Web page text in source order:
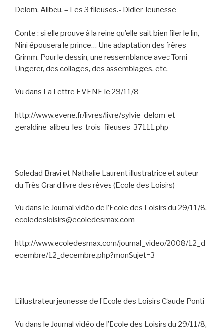
Delom, Alibeu. – Les 3 fileuses.- Didier Jeunesse
Conte : si elle prouve à la reine qu’elle sait bien filer le lin,
Nini épousera le prince… Une adaptation des frères
Grimm. Pour le dessin, une ressemblance avec Tomi
Ungerer, des collages, des assemblages, etc.
Vu dans La Lettre EVENE le 29/11/8
http://www.evene.fr/livres/livre/sylvie-delom-et-
geraldine-alibeu-les-trois-fileuses-37111.php
Soledad Bravi et Nathalie Laurent illustratrice et auteur
du Très Grand livre des rêves (Ecole des Loisirs)
Vu dans le Journal vidéo de l’Ecole des Loisirs du 29/11/8,
ecoledesloisirs@ecoledesmax.com
http://www.ecoledesmax.com/journal_video/2008/12_d
ecembre/12_decembre.php?monSujet=3
L’illustrateur jeunesse de l’Ecole des Loisirs Claude Ponti
Vu dans le Journal vidéo de l’Ecole des Loisirs du 29/11/8,